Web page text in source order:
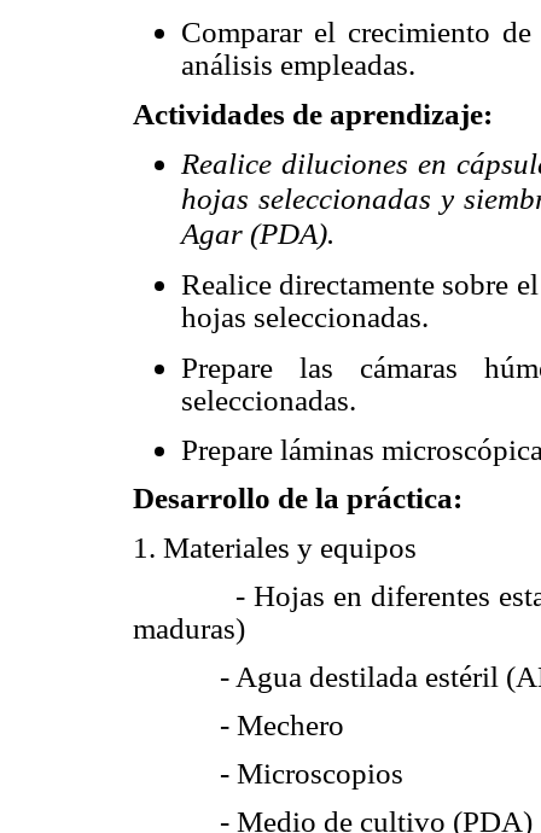
Comparar el crecimiento
análisis empleadas.
Actividades de aprendizaje:
Realice diluciones en
hojas seleccionadas y
Agar (PDA).
Realice directamente sobre
hojas seleccionadas.
Prepare las cámaras
seleccionadas.
Prepare láminas
Desarrollo de la práctica:
1. Materiales y equipos
- Hojas en diferentes
maduras)
- Agua destilada estéril
- Mechero
- Microscopios
- Medio de cultivo (PDA)